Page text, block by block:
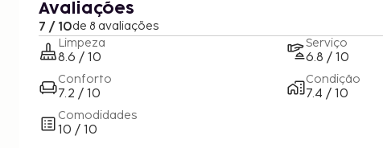
Avaliações
7 / 10de 8 avaliações
Limpeza
8.6 / 10
Conforto
7.2 / 10
Comodidades
10 / 10
Serviço
6.8 / 10
Condição
7.4 / 10